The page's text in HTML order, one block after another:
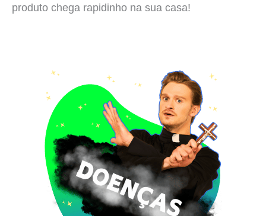
produto chega rapidinho na sua casa!